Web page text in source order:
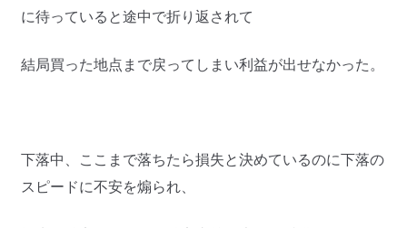
に待っていると途中で折り返されて
結局買った地点まで戻ってしまい利益が出せなかった。
下落中、ここまで落ちたら損失と決めているのに下落の
スピードに不安を煽られ、